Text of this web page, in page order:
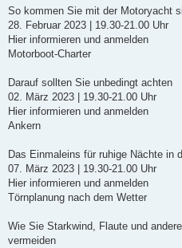
So kommen Sie mit der Motoryacht
28. Februar 2023 | 19.30-21.00 Uhr
Hier informieren und anmelden
Motorboot-Charter
Darauf sollten Sie unbedingt achten
02. März 2023 | 19.30-21.00 Uhr
Hier informieren und anmelden
Ankern
Das Einmaleins für ruhige Nächte in
07. März 2023 | 19.30-21.00 Uhr
Hier informieren und anmelden
Törnplanung nach dem Wetter
Wie Sie Starkwind, Flaute und
vermeiden